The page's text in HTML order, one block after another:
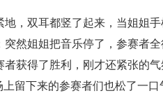
，双耳都竖了起来，当姐姐
然姐姐把音乐停了，参赛者
获得了胜利，刚才还紧张的
留下来的参赛者们也松了一口